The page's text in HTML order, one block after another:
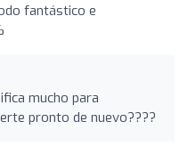
fantástico e
mucho para
pronto de nuevo????